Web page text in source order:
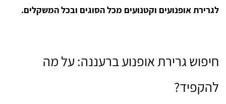
לגרירת אופנועים וקטנועים מכל הסוגים ובכל המשקלים.
חיפוש גרירת אופנוע ברעננה: על מה
להקפיד?